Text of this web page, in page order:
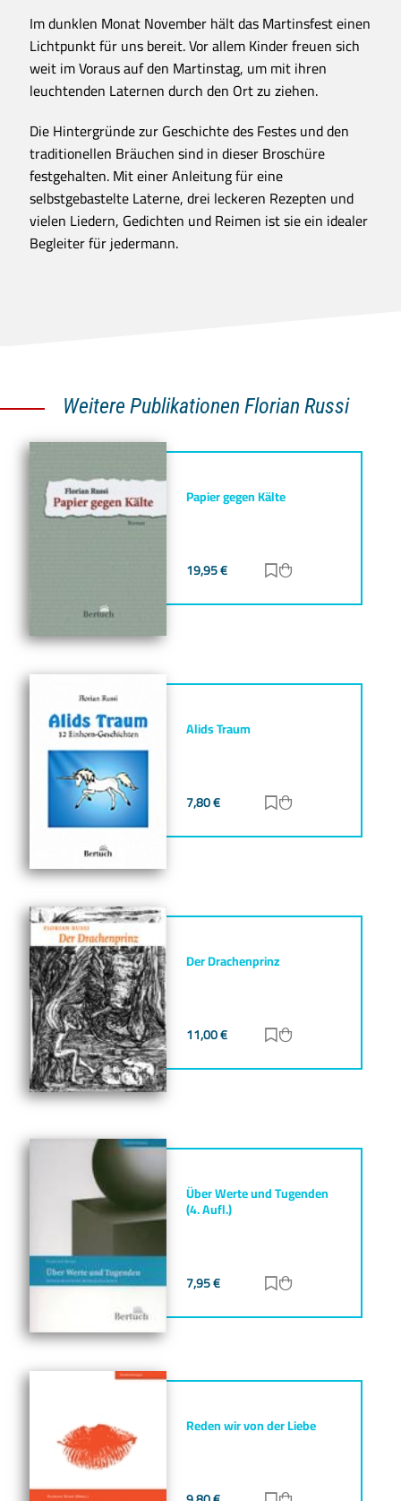
Im dunklen Monat November hält das Martinsfest einen
Lichtpunkt für uns bereit. Vor allem Kinder freuen sich
weit im Voraus auf den Martinstag, um mit ihren
leuchtenden Laternen durch den Ort zu ziehen.
Die Hintergründe zur Geschichte des Festes und den
traditionellen Bräuchen sind in dieser Broschüre
festgehalten. Mit einer Anleitung für eine
selbstgebastelte Laterne, drei leckeren Rezepten und
vielen Liedern, Gedichten und Reimen ist sie ein idealer
Begleiter für jedermann.
Weitere Publikationen Florian Russi
Papier gegen Kälte
19,95€ Zur Merkliste
Alids Traum
7,80€ Zur Merkliste
Der Drachenprinz
11,00€ Zur Merkliste
Über Werte und Tugenden
(4. Aufl.)
7,95€ Zur Merkliste
Reden wir von der Liebe